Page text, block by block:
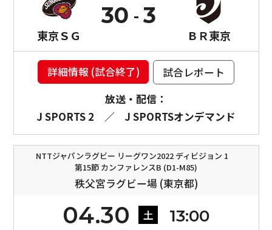
東京ＳＧ
30
ＢＲ東京
3
詳細情報 (試合終了)
試合レポート
放送・配信：
J SPORTS 2
／ J SPORTSオンデマンド
NTTジャパンラグビー リーグワン2022 ディビジョン 1
第15節 カンファレンスB (D1-M85)
秩父宮ラグビー場 (東京都)
04.30 土 13:00